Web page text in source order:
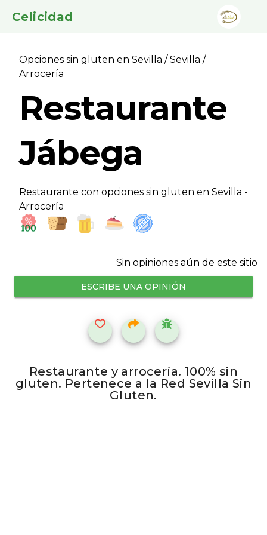
Celicidad
Opciones sin gluten en Sevilla /Sevilla /
Arrocerí­a
Restaurante
Jábega
Restaurante con opciones sin gluten en Sevilla -
Arrocerí­a
Sin opiniones aún de este sitio
ESCRIBE UNA OPINIÓN
Restaurante y arrocería. 100% sin
gluten. Pertenece a la Red Sevilla Sin
Gluten.